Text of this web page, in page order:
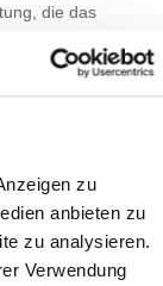
zu
anbieten zu
zu analysieren.
Verwendung
die das
anbietet. Vom 22.
Kinderrechte
Diener,
„Seit über 25